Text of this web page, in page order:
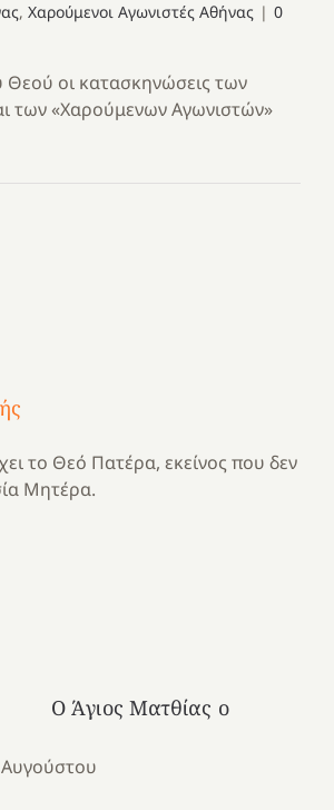
, Χαρούμενοι Αγωνιστές Αθήνας | 0
οι κατασκηνώσεις των
των «Χαρούμενων Αγωνιστών»
το Θεό Πατέρα, εκείνος που δεν
Μητέρα.
Ο Άγιος Ματθίας ο
Αυγούστου